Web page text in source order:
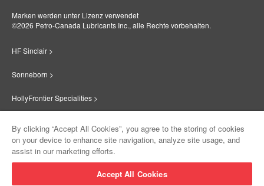
Marken werden unter Lizenz verwendet
©2026 Petro‐Canada Lubricants Inc., alle Rechte vorbehalten.
HF Sinclair >
Sonneborn >
HollyFrontier Specialities >
Suniso >
By clicking “Accept All Cookies”, you agree to the storing of cookies
on your device to enhance site navigation, analyze site usage, and
assist in our marketing efforts.
Accept All Cookies